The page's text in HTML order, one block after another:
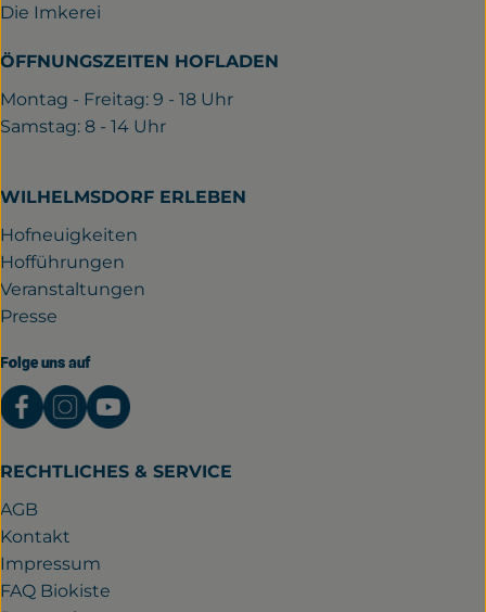
Die Imkerei
ÖFFNUNGSZEITEN HOFLADEN
Montag - Freitag: 9 - 18 Uhr
Samstag: 8 - 14 Uhr
WILHELMSDORF ERLEBEN
Hofneuigkeiten
Hofführungen
Veranstaltungen
Presse
Folge uns auf
Externer Link zu https://www.facebook.com/
Externer Link zu https://
Externer Link zu https://
RECHTLICHES & SERVICE
AGB
Kontakt
Impressum
FAQ Biokiste